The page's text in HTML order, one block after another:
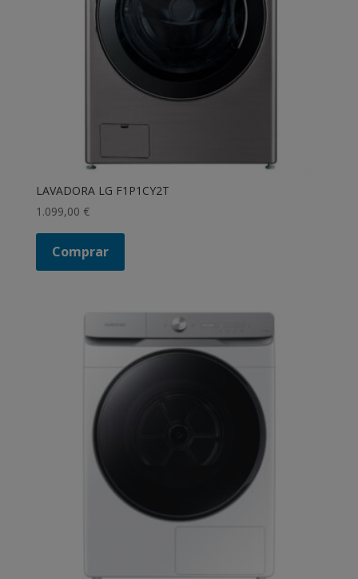
LAVADORA LG F1P1CY2T
1.099,00 €
Comprar